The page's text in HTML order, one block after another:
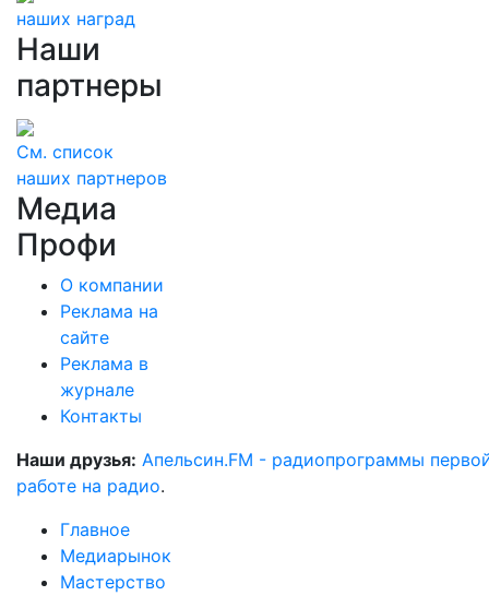
наших наград
Наши
партнеры
См. список
наших партнеров
Медиа
Профи
О компании
Реклама на
сайте
Реклама в
журнале
Контакты
Наши друзья: Апельсин.FM - радиопрограммы
работе на радио.
Главное
Медиарынок
Мастерство